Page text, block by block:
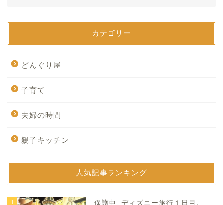
カテゴリー
どんぐり屋
子育て
夫婦の時間
親子キッチン
人気記事ランキング
1
保護中: ディズニー旅行１日目。